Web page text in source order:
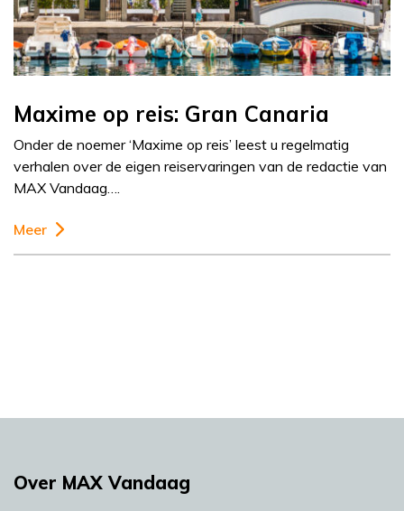
Maxime op reis: Gran Canaria
Onder de noemer ‘Maxime op reis’ leest u regelmatig
verhalen over de eigen reiservaringen van de redactie van
MAX Vandaag….
Meer
Over MAX Vandaag